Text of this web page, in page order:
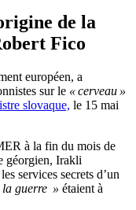
de la
Fico
européen, a
sur le « cerveau »
slovaque, le 15 mai
à la fin du mois de
géorgien, Irakli
services secrets d’un
guerre » étaient à